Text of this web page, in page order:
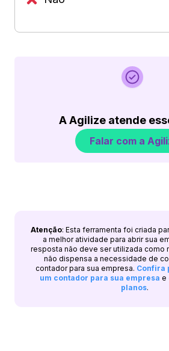
A Agilize atende
Falar com a
Atenção: Esta ferramenta foi criada
a melhor atividade para abrir sua
resposta não deve ser utilizada como
não dispensa a necessidade de
contador para sua empresa. Confira
um contador para sua empresa e
planos.